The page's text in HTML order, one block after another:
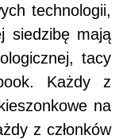
technologii,
siedzibę mają
tacy
Każdy z
na
z członków